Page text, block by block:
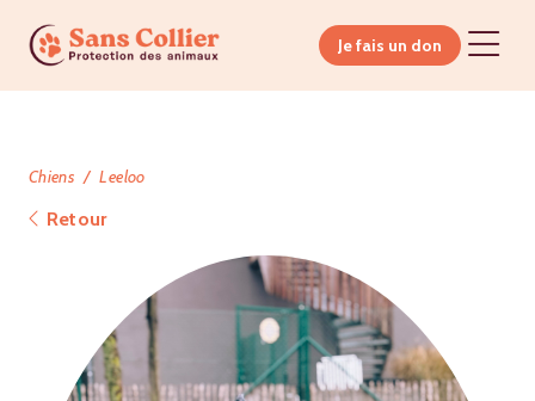
Je fais un don
Chiens Leeloo
Retour